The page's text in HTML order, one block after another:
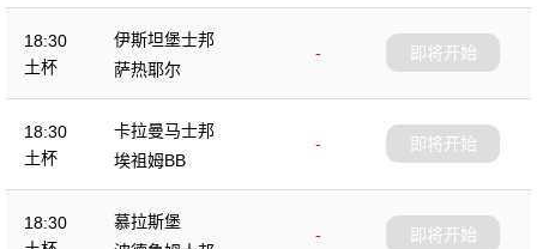
18:30
土杯
伊斯坦堡士邦
-
萨热耶尔
即将开始
18:30
土杯
卡拉曼马士邦
-
埃祖姆BB
即将开始
18:30
慕拉斯堡
-
即将开始